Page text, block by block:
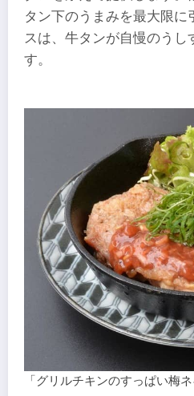
タン下のうまみを最大限に
スは、牛タンが自慢のうし
す。
「グリルチキンのすっぱい梅